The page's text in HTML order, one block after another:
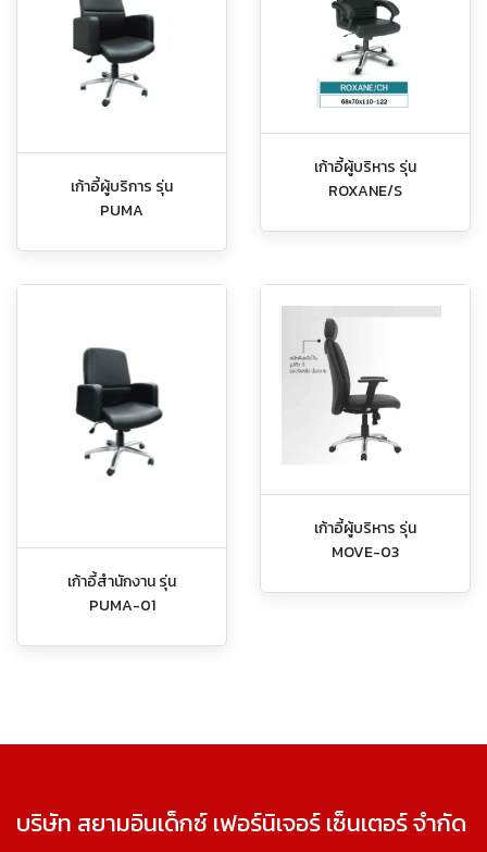
เก้าอี้ผู้บริการ รุ่น
PUMA
เก้าอี้ผู้บริหาร รุ่น
ROXANE/S
เก้าอี้สำนักงาน รุ่น
PUMA-01
เก้าอี้ผู้บริหาร รุ่น
MOVE-03
บริษัท สยามอินเด็กซ์ เฟอร์นิเจอร์ เซ็นเตอร์ จำกัด